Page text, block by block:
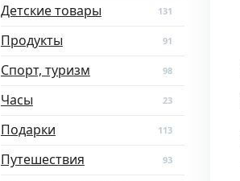
Детские товары 131
Продукты 91
Спорт, туризм 98
Часы 23
Подарки 113
Путешествия 93